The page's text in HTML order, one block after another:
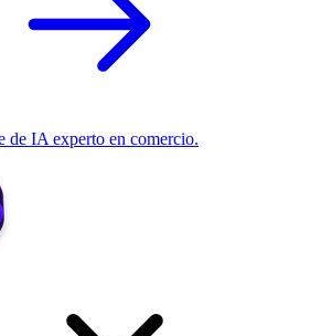
de IA experto en comercio.